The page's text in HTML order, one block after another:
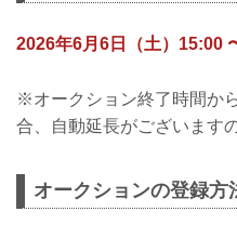
2026年6月6日（土）15:00
※オークション終了時間か
合、自動延長がございます
オークションの登録方